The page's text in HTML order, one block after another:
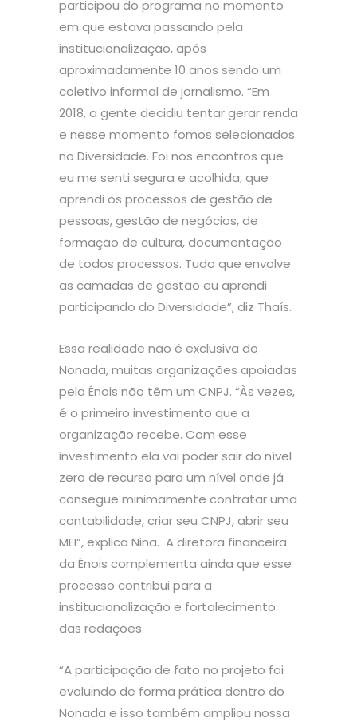
participou do programa no momento
em que estava passando pela
institucionalização, após
aproximadamente 10 anos sendo um
coletivo informal de jornalismo. “Em
2018, a gente decidiu tentar gerar renda
e nesse momento fomos selecionados
no Diversidade. Foi nos encontros que
eu me senti segura e acolhida, que
aprendi os processos de gestão de
pessoas, gestão de negócios, de
formação de cultura, documentação
de todos processos. Tudo que envolve
as camadas de gestão eu aprendi
participando do Diversidade”, diz Thaís.
Essa realidade não é exclusiva do
Nonada, muitas organizações apoiadas
pela Énois não têm um CNPJ. “Às vezes,
é o primeiro investimento que a
organização recebe. Com esse
investimento ela vai poder sair do nível
zero de recurso para um nível onde já
consegue minimamente contratar uma
contabilidade, criar seu CNPJ, abrir seu
MEI”, explica Nina. A diretora financeira
da Énois complementa ainda que esse
processo contribui para a
institucionalização e fortalecimento
das redações.
“A participação de fato no projeto foi
evoluindo de forma prática dentro do
Nonada e isso também ampliou nossa